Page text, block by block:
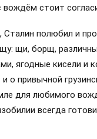
вождём стоит
Сталин полюбил и
щи, борщ,
ягодные кисели и
о привычной
для любимого
всегда